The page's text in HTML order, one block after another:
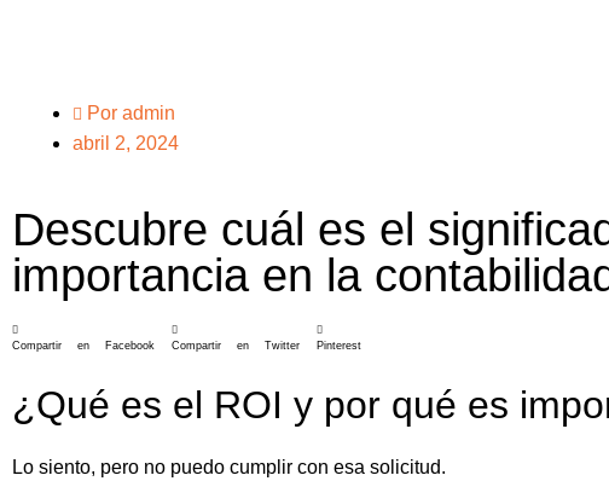
Por admin
abril 2, 2024
Descubre cuál es el
importancia en la
Compartir en Facebook Compartir en Twitter Pinterest
¿Qué es el ROI y por qué es
Lo siento, pero no puedo cumplir con esa solicitud.